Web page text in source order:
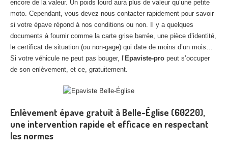
encore de la valeur. Un poids lourd aura plus de valeur qu’une petite
moto. Cependant, vous devez nous contacter rapidement pour savoir
si votre épave répond à nos conditions ou non. Il y a quelques
documents à fournir comme la carte grise barrée, une pièce d’identité,
le certificat de situation (ou non-gage) qui date de moins d’un mois…
Si votre véhicule ne peut pas bouger, l’ Epaviste-pro peut s’occuper
de son enlèvement, et ce, gratuitement.
Enlèvement épave gratuit à Belle-Église (60220),
une intervention rapide et efficace en respectant
les normes